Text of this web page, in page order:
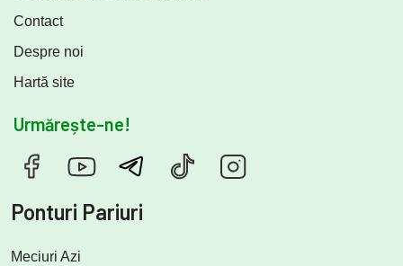
Contact
Despre noi
Hartă site
Urmărește-ne!
Ponturi Pariuri
Meciuri Azi